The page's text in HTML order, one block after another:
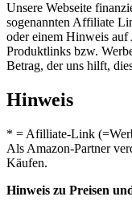
Unsere Webseite
sogenannten Affiliate
oder einem Hinweis
Produktlinks bzw.
Betrag, der uns hilft,
Hinweis
* = Afilliate-Link
Als Amazon-Partner
Käufen.
Hinweis zu Preisen